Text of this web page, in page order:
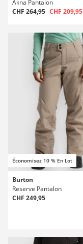
Akna Pantalon
CHF 264,95 CHF 209,95
Économisez 10 % En Lot
Burton
Reserve Pantalon
CHF 249,95